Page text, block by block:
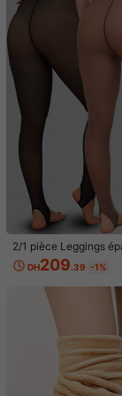
E***h
🥰🥰🥰
🥰🥰🥰🥰🥰🥰
🥰🥰🥰🥰🥰🥰🥰🥰🥰
🥰🥰🥰🥰
n***6
m***2
وانصح
サ***サ
こういう消耗品は
onvient pour 15-
utomne
2/1 pièce Leggings
e pour l'automne/
ec sous-pieds pour
s thermiques d'hiver
bas doux et
convient pour Noël,
t quotidien,
DH209.39 -1%